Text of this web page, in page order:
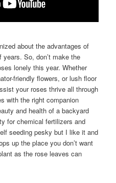
about the advantages of
So, don’t make the
lonely this year. Whether
friendly flowers, or lush floor
your roses thrive all through
with the right companion
and health of a backyard
for chemical fertilizers and
seeding pesky but I like it and
up the place you don’t want
as the rose leaves can